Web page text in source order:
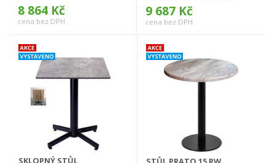
8 864 Kč
cena bez DPH
9 687 Kč
cena bez DPH
SKLOPNÝ STŮL